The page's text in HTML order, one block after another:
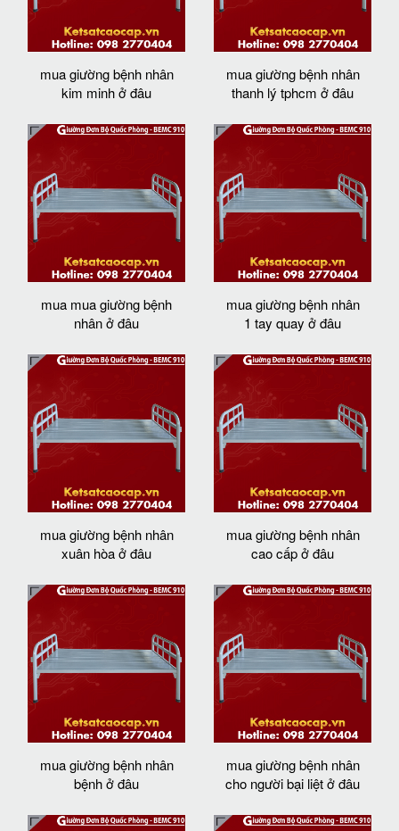
mua giường bệnh nhân
kim minh ở đâu
mua giường bệnh nhân
thanh lý tphcm ở đâu
mua mua giường bệnh
nhân ở đâu
mua giường bệnh nhân
1 tay quay ở đâu
mua giường bệnh nhân
xuân hòa ở đâu
mua giường bệnh nhân
cao cấp ở đâu
mua giường bệnh nhân
bệnh ở đâu
mua giường bệnh nhân
cho người bại liệt ở đâu